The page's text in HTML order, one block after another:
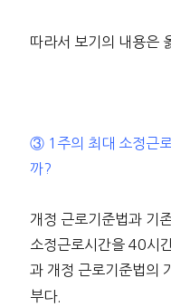
따라서 보기의 내용은
③ 1주의 최대 소정근
까?
개정 근로기준법과 기
소정근로시간을 40시
과 개정 근로기준법의
부다.